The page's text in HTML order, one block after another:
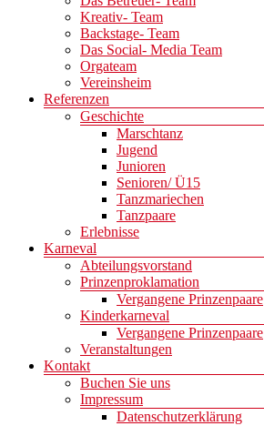
Kreativ- Team
Backstage- Team
Das Social- Media Team
Orgateam
Vereinsheim
Referenzen
Geschichte
Marschtanz
Jugend
Junioren
Senioren/ Ü15
Tanzmariechen
Tanzpaare
Erlebnisse
Karneval
Abteilungsvorstand
Prinzenproklamation
Vergangene Prinzenpaare
Kinderkarneval
Vergangene Prinzenpaare
Veranstaltungen
Kontakt
Buchen Sie uns
Impressum
Datenschutzerklärung